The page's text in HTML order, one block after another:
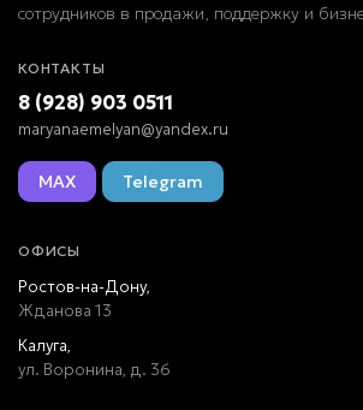
сотрудников в продажи, поддержку и
КОНТАКТЫ
8 (928) 903 0511
maryanaemelyan@yandex.ru
MAX Telegram
ОФИСЫ
Ростов-на-Дону,
Жданова 13
Калуга,
ул. Воронина, д. 36